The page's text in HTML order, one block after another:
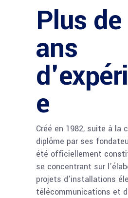
Plus
ans
e
Créé en 1982, suite à la
diplôme par ses
été officiellement
se concentrant sur
projets d’installations
télécommunications et